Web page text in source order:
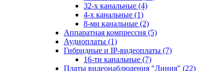
32-х канальные (4)
4-х канальные (1)
8-ми канальные (2)
Аппаратная компрессия (5)
Аудиоплаты (1)
Гибридные и IP-видеоплаты (7)
16-ти канальные (7)
Платы видеонаблюдения "Линия" (22)